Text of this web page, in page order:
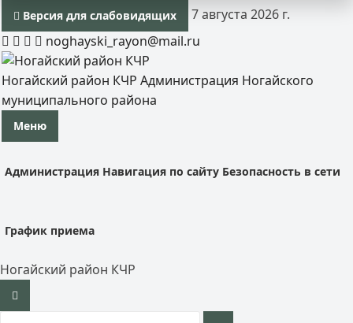
Версия для слабовидящих
7 августа 2026 г.
noghayski_rayon@mail.ru
Ногайский район КЧР Администрация Ногайского
муниципального района
Меню
Администрация Навигация по сайту Безопасность в сети
График приема
Ногайский район КЧР